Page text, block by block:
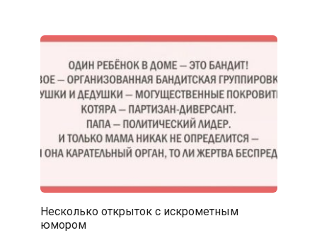
Несколько открыток с искрометным
юмором